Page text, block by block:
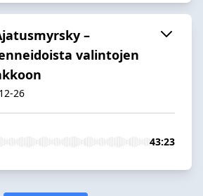
–
valintojen
26
43:23